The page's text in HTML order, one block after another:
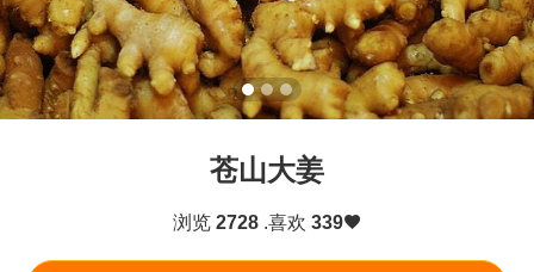
苍山大姜
浏览 2728.喜欢 339